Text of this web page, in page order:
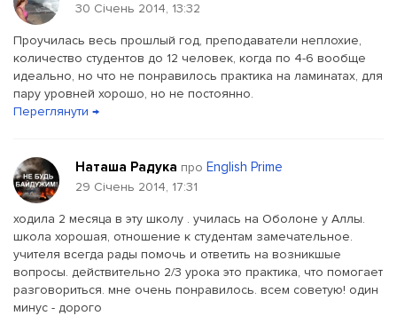
30 Січень 2014, 13:32
Проучилась весь прошлый год, преподаватели неплохие,
количество студентов до 12 человек, когда по 4-6 вообще
идеально, но что не понравилось практика на ламинатах, для
пару уровней хорошо, но не постоянно.
Переглянути →
Наташа Радука про English Prime
29 Січень 2014, 17:31
ходила 2 месяца в эту школу . училась на Оболоне у Аллы.
школа хорошая, отношение к студентам замечательное.
учителя всегда рады помочь и ответить на возникшые
вопросы. действительно 2/3 урока это практика, что помогает
разговориться. мне очень понравилось. всем советую! один
минус - дорого